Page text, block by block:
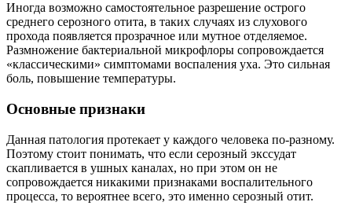
Иногда возможно самостоятельное разрешение острого
среднего серозного отита, в таких случаях из слухового
прохода появляется прозрачное или мутное отделяемое.
Размножение бактериальной микрофлоры сопровождается
«классическими» симптомами воспаления уха. Это сильная
боль, повышение температуры.
Основные признаки
Данная патология протекает у каждого человека по-разному.
Поэтому стоит понимать, что если серозный экссудат
скапливается в ушных каналах, но при этом он не
сопровождается никакими признаками воспалительного
процесса, то вероятнее всего, это именно серозный отит.